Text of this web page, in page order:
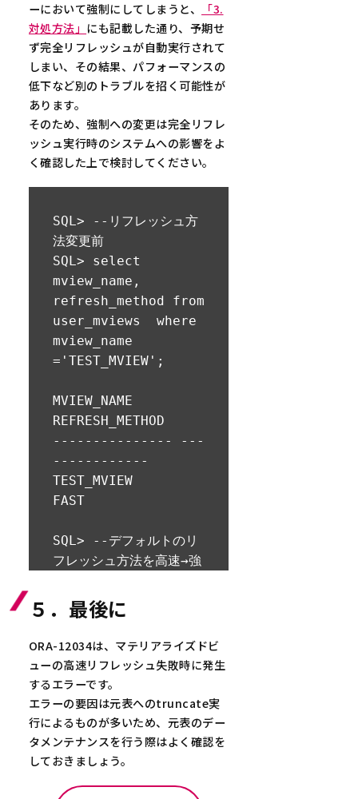
ーにおいて強制にしてしまうと、
「3.
対処方法」 にも記載した通り、予期せ
ず完全リフレッシュが自動実行されて
しまい、その結果、パフォーマンスの
低下など別のトラブルを招く可能性が
あります。
そのため、強制への変更は完全リフレ
ッシュ実行時のシステムへの影響をよ
く確認した上で検討してください。
SQL> --リフレッシュ方
法変更前
SQL> select
mview_name,
refresh_method from
user_mviews  where
mview_name
='TEST_MVIEW';
MVIEW_NAME
REFRESH_METHOD
--------------- ---
------------
TEST_MVIEW
FAST
SQL> --デフォルトのリ
フレッシュ方法を高速→強
SQL> ALTER
MATERIALIZED VIEW
TEST_MVIEW REFRESH
FORCE;
マテリアライズド・ビュ
ーが変更されました。
SQL> --リフレッシュ方
５．最後に
ORA-12034は、マテリアライズドビ
ューの高速リフレッシュ失敗時に発生
するエラーです。
エラーの要因は元表へのtruncate実
行によるものが多いため、元表のデー
タメンテナンスを行う際はよく確認を
しておきましょう。